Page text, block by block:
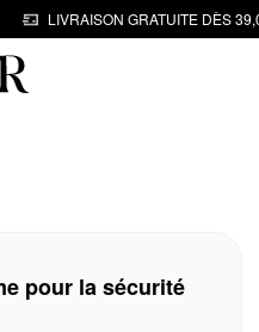
LIVRAISON GRATUITE DÈS
pour la sécurité